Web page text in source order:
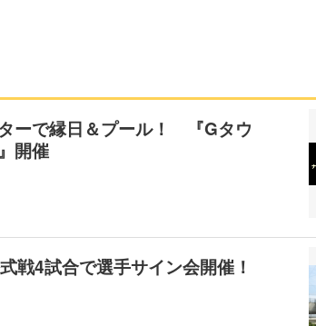
ーで縁日＆プール！ 『Gタウ
開催
戦4試合で選手サイン会開催！